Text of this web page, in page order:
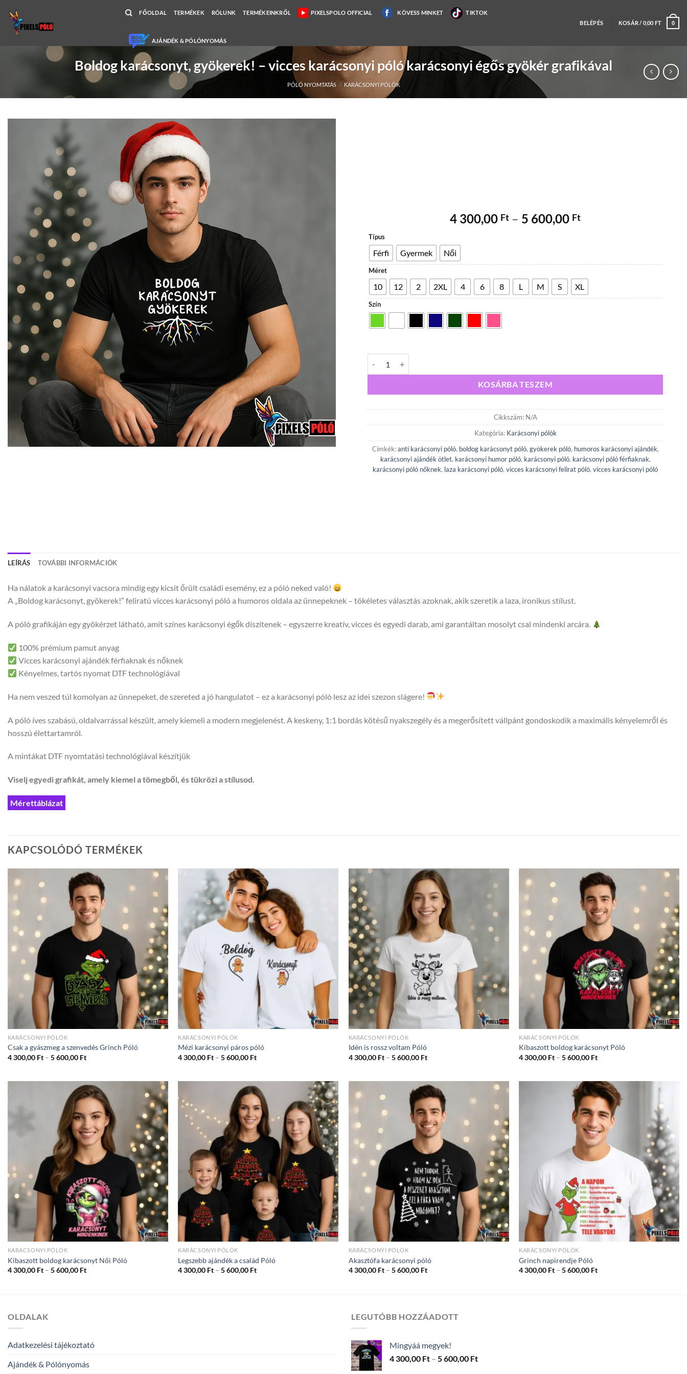
content
FŐOLDAL TERMÉKEK RÓLUNK TERMÉKEINKRŐL PIXELSPOLO OFFICIAL KÖVESS MINKET TIKTOK
AJÁNDÉK & PÓLÓNYOMÁS
BELÉPÉS KOSÁR /0,00 FT 0
Boldog karácsonyt, gyökerek! – vicces karácsonyi póló karácsonyi égős gyökér grafikával
PÓLÓ NYOMTATÁS / KARÁCSONYI PÓLÓK
4 300,00 Ft – 5 600,00 FtÁrtartomány:
5
600,00 Ft
Típus
Férfi Gyermek Női
Méret
10 12 2 2XL 4 6 8 L M S XL
Szín
KOSÁRBA TESZEM
Cikkszám: N/A
Kategória: Karácsonyi pólók
Címkék:anti karácsonyi póló, boldog karácsonyt póló, gyökerek póló, humoros karácsonyi ajándék,
karácsonyi ajándék ötlet, karácsonyi humor póló, karácsonyi póló, karácsonyi póló férfiaknak,
karácsonyi póló nőknek, laza karácsonyi póló, vicces karácsonyi felirat póló, vicces karácsonyi póló
LEÍRÁS TOVÁBBI INFORMÁCIÓK
Ha nálatok a karácsonyi vacsora mindig egy kicsit őrült családi esemény, ez a póló neked való!
A „Boldog karácsonyt, gyökerek!” feliratú vicces karácsonyi póló a humoros oldala az ünnepeknek – tökéletes választás azoknak, akik szeretik a laza, ironikus stílust.
A póló grafikáján egy gyökérzet látható, amit színes karácsonyi égők díszítenek – egyszerre kreatív, vicces és egyedi darab, ami garantáltan mosolyt csal mindenki arcára.
100% prémium pamut anyag
Vicces karácsonyi ajándék férfiaknak és nőknek
Kényelmes, tartós nyomat DTF technológiával
Ha nem veszed túl komolyan az ünnepeket, de szereted a jó hangulatot – ez a karácsonyi póló lesz az idei szezon slágere!
A póló íves szabású, oldalvarrással készült, amely kiemeli a modern megjelenést. A keskeny, 1:1 bordás kötésű nyakszegély és a megerősített vállpánt gondoskodik a maximális kényelemről és
hosszú élettartamról.
A mintákat DTF nyomtatási technológiával készítjük
Viselj egyedi grafikát, amely kiemel a tömegből, és tükrözi a stílusod.
Mérettáblázat
KAPCSOLÓDÓ TERMÉKEK
KARÁCSONYI PÓLÓK
Csak a gyászmeg a szenvedés Grinch Póló
4 300,00 Ft – 5 600,00 FtÁrtartomány:
5
600,00 Ft
KARÁCSONYI PÓLÓK
Mézi karácsonyi páros póló
4 300,00 Ft – 5 600,00 FtÁrtartomány:
5
600,00 Ft
KARÁCSONYI PÓLÓK
Idén is rossz voltam Póló
4 300,00 Ft – 5 600,00 FtÁrtartomány:
5
600,00 Ft
KARÁCSONYI PÓLÓK
Kibaszott boldog karácsonyt Póló
4 300,00 Ft – 5 600,00 FtÁrtartomány:
5
600,00 Ft
KARÁCSONYI PÓLÓK
Kibaszott boldog karácsonyt Női Póló
4 300,00 Ft – 5 600,00 FtÁrtartomány:
KARÁCSONYI PÓLÓK
Legszebb ajándék a család Póló
4 300,00 Ft – 5 600,00 FtÁrtartomány:
KARÁCSONYI PÓLÓK
Akasztófa karácsonyi póló
4 300,00 Ft – 5 600,00 FtÁrtartomány:
KARÁCSONYI PÓLÓK
Grinch napirendje Póló
4 300,00 Ft – 5 600,00 FtÁrtartomány:
OLDALAK
Adatkezelési tájékoztató
Ajándék & Pólónyomás
LEGUTÓBB HOZZÁADOTT
Mingyáá megyek!
4 300,00 Ft – 5 600,00 FtÁrtartomány: